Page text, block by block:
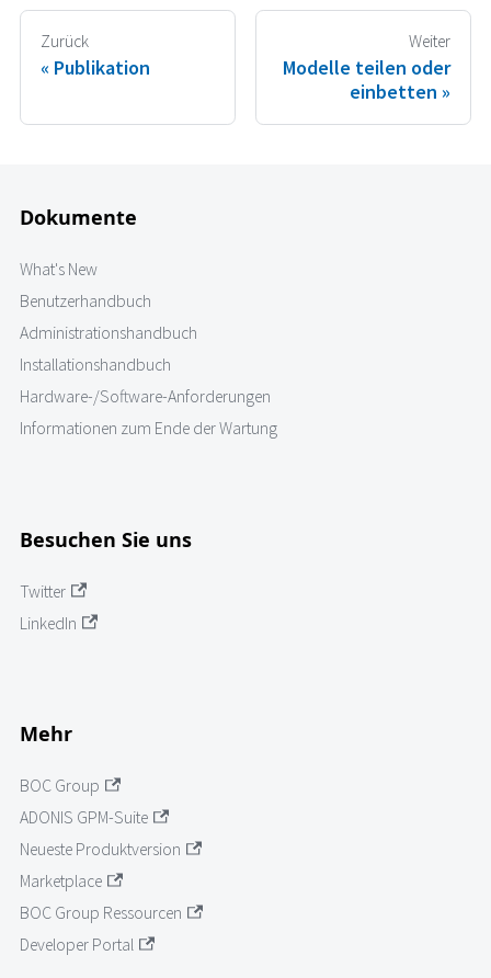
Zurück
Publikation
Weiter
Modelle teilen oder
einbetten
Dokumente
What's New
Benutzerhandbuch
Administrationshandbuch
Installationshandbuch
Hardware-/Software-Anforderungen
Informationen zum Ende der Wartung
Besuchen Sie uns
Twitter
LinkedIn
Mehr
BOC Group
ADONIS GPM-Suite
Neueste Produktversion
Marketplace
BOC Group Ressourcen
Developer Portal